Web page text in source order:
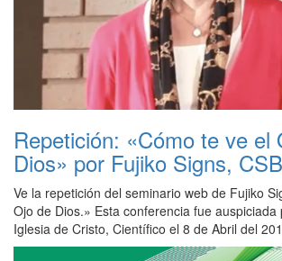
Repetición: «Cómo te ve el
Dios» por Fujiko Signs, CSB
Ve la repetición del seminario web de Fujiko
Ojo de Dios.» Esta conferencia fue auspiciada
Iglesia de Cristo, Científico el 8 de Abril del